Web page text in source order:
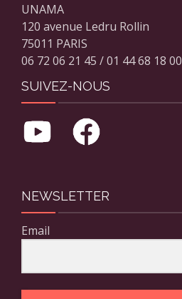
UNAMA
120 avenue Ledru Rollin
75011 PARIS
06 72 06 21 45 / 01 44 68 18 00
SUIVEZ-NOUS
NEWSLETTER
Email